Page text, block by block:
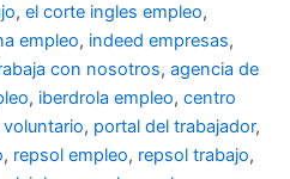
, el corte ingles empleo,
empleo, indeed empresas,
con nosotros, agencia de
, iberdrola empleo, centro
, portal del trabajador,
, repsol empleo, repsol trabajo,